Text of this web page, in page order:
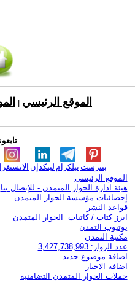
الموقع الرئيسي
لينكدإن تيلكرامبنترست
الموقع الرئيسي
هيئة ادارة الحوار المتمدن - للإتصال بنا
إحصائيات مؤسسة الحوار المتمدن
قواعد النشر
ابرز كتاب / كاتبات الحوار المتمدن
يوتيوب التمدن
مكتبة التمدن
عدد الزوار: 3,427,738,993
اضافة موضوع جديد
اضافة الاخبار
حملات الحوار المتمدن التضامنية